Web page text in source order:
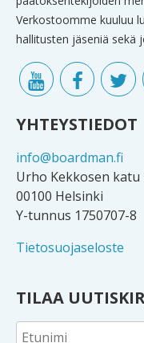
Verkostoomme kuuluu
hallitusten jäseniä sekä
YHTEYSTIEDOT
info@boardman.fi
Urho Kekkosen katu
00100 Helsinki
Y-tunnus 1750707-8
Tietosuojaseloste
TILAA